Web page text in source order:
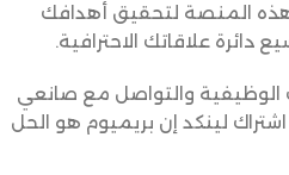
المنصة لتحقيق أهدافك
دائرة علاقاتك الاحترافية.
والتواصل مع صانعي
اشتراك لينكد إن بريميوم هو الحل